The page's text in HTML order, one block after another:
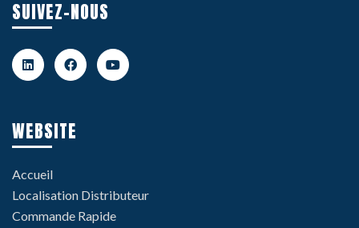
SUIVEZ-NOUS
WEBSITE
Accueil
Localisation Distributeur
Commande Rapide